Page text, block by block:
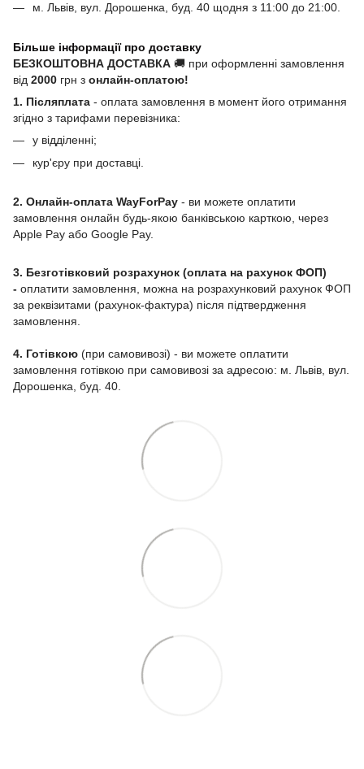
м. Львів, вул. Дорошенка, буд. 40 щодня з 11:00 до 21:00.
Більше інформації про доставку
БЕЗКОШТОВНА ДОСТАВКА 🚚 при оформленні замовлення
від 2000 грн з онлайн-оплатою!
1. Післяплата - оплата замовлення в момент його отримання
згідно з тарифами перевізника:
у відділенні;
кур'єру при доставці.
2. Онлайн-оплата WayForPay - ви можете оплатити
замовлення онлайн будь-якою банківською карткою, через
Apple Pay або Google Pay.
3. Безготівковий розрахунок (оплата на рахунок ФОП)
- оплатити замовлення, можна на розрахунковий рахунок ФОП
за реквізитами (рахунок-фактура) після підтвердження
замовлення.
4. Готівкою (при самовивозі) - ви можете оплатити
замовлення готівкою при самовивозі за адресою: м. Львів, вул.
Дорошенка, буд. 40.